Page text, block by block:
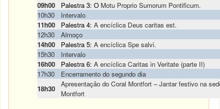
09h00
Palestra 3: O Motu Proprio Sumorum Pontificum.
10h30
Intervalo
11h00
Palestra 4:A encíclica Deus caritas est.
12h30
Almoço
14h00
Palestra 5:A encíclica Spe salvi.
15h30
Intervalo
16h00
Palestra 6:A encíclica Caritas in Veritate (parte II)
17h30
Encerramento do segundo dia
18h30
Apresentação do Coral Montfort – Jantar festivo na
Montfort